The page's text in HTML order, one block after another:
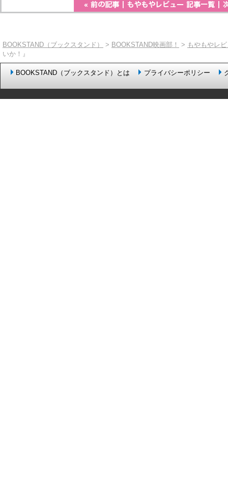
BOOKSTAND（ブックスタンド） > BOOKSTAND映画部！ > もやもやレ
いか！』
BOOKSTAND（ブックスタンド）とは プライバシーポリシー